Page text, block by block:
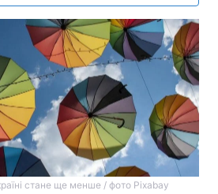
стане ще менше / фото Pixabay